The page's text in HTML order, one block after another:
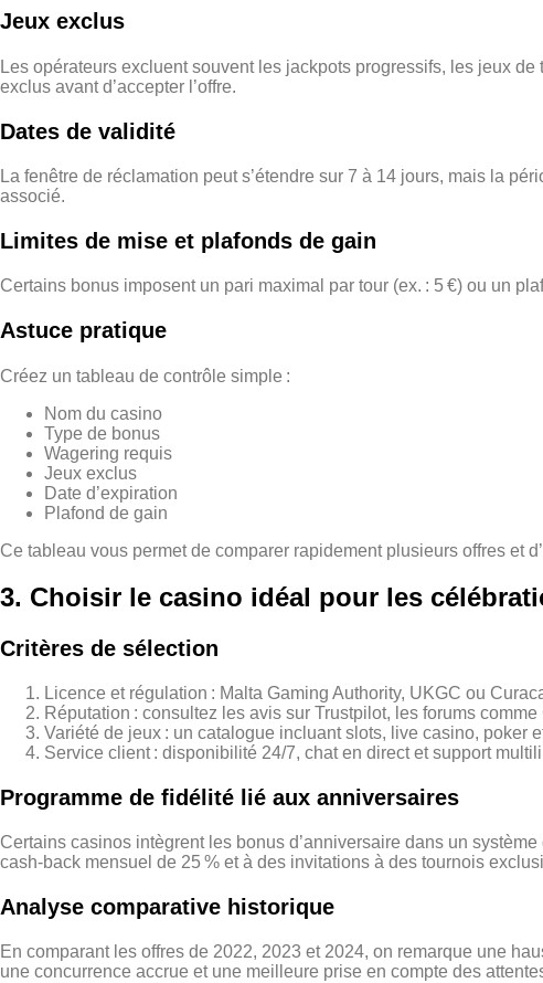
Jeux exclus
Les opérateurs excluent souvent les jackpots progressifs, les jeux
exclus avant d’accepter l’offre.
Dates de validité
La fenêtre de réclamation peut s’étendre sur 7 à 14 jours, mais la
associé.
Limites de mise et plafonds de gain
Certains bonus imposent un pari maximal par tour (ex. : 5 €) ou un
Astuce pratique
Créez un tableau de contrôle simple :
Nom du casino
Type de bonus
Wagering requis
Jeux exclus
Date d’expiration
Plafond de gain
Ce tableau vous permet de comparer rapidement plusieurs offres et
3. Choisir le casino idéal pour les
Critères de sélection
Licence et régulation : Malta Gaming Authority, UKGC ou
Réputation : consultez les avis sur Trustpilot, les forums
Variété de jeux : un catalogue incluant slots, live casino, poker
Service client : disponibilité 24/7, chat en direct et support
Programme de fidélité lié aux anniversaires
Certains casinos intègrent les bonus d’anniversaire dans un
cash‑back mensuel de 25 % et à des invitations à des tournois
Analyse comparative historique
En comparant les offres de 2022, 2023 et 2024, on remarque une
une concurrence accrue et une meilleure prise en compte des